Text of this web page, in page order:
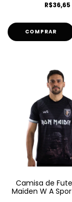
R$36,65
COMPRAR
Camisa de
Maiden W A